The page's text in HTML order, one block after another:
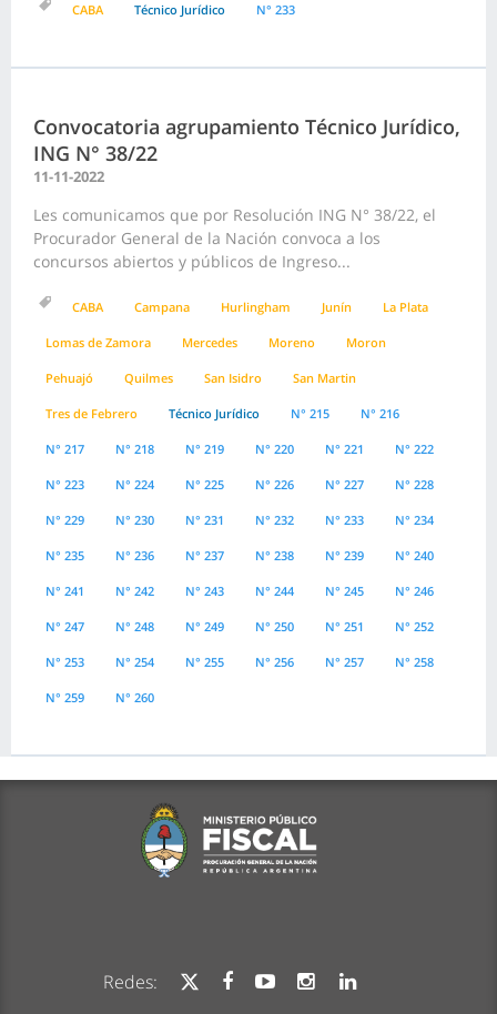
CABA Técnico Jurídico N° 233
Convocatoria agrupamiento Técnico Jurídico,
ING N° 38/22
11-11-2022
Les comunicamos que por Resolución ING N° 38/22, el
Procurador General de la Nación convoca a los
concursos abiertos y públicos de Ingreso...
CABA Campana Hurlingham Junín La Plata
Lomas de Zamora Mercedes Moreno Moron
Pehuajó Quilmes San Isidro San Martin
Tres de Febrero Técnico Jurídico N° 215 N° 216
N° 217 N° 218 N° 219 N° 220 N° 221 N° 222
N° 223 N° 224 N° 225 N° 226 N° 227 N° 228
N° 229 N° 230 N° 231 N° 232 N° 233 N° 234
N° 235 N° 236 N° 237 N° 238 N° 239 N° 240
N° 241 N° 242 N° 243 N° 244 N° 245 N° 246
N° 247 N° 248 N° 249 N° 250 N° 251 N° 252
N° 253 N° 254 N° 255 N° 256 N° 257 N° 258
N° 259 N° 260
Redes: